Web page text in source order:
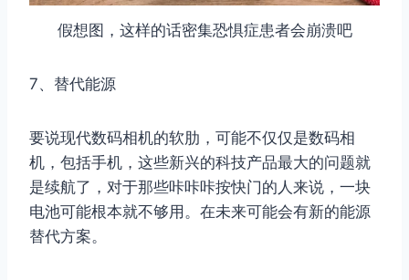
假想图，这样的话密集恐惧症患者会崩溃吧
7、替代能源
要说现代数码相机的软肋，可能不仅仅是数码相
机，包括手机，这些新兴的科技产品最大的问题就
是续航了，对于那些咔咔咔按快门的人来说，一块
电池可能根本就不够用。在未来可能会有新的能源
替代方案。